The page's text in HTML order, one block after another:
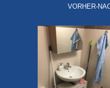
VORHER-